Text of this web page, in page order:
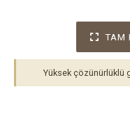
TAM
Yüksek çözünürlüklü